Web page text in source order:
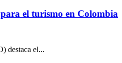
el turismo en Colombia
destaca el...